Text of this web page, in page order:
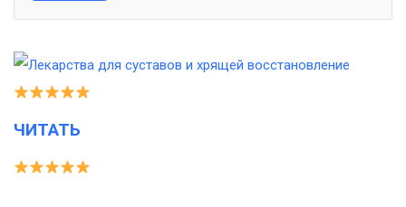
ЧИТАТЬ